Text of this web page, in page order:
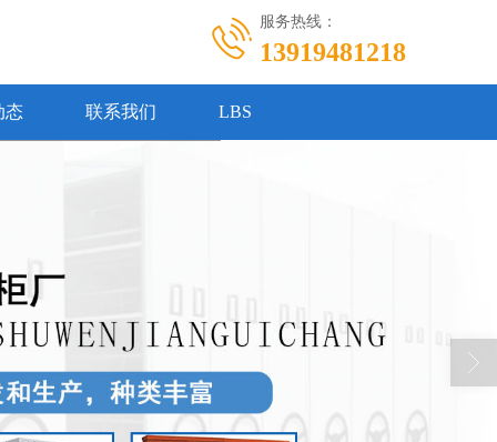
服务热线：
13919481218
态 联系我们 LBS